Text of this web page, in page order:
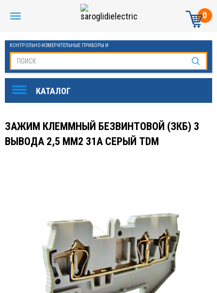
0
КОНТРОЛЬНО-ИЗМЕРИТЕЛЬНЫЕ ПРИБОРЫ И
ЗАЖИМ КЛЕММНЫЙ БЕЗВИНТОВОЙ (ЗКБ) 3
ВЫВОДА 2,5 ММ2 31А СЕРЫЙ TDM